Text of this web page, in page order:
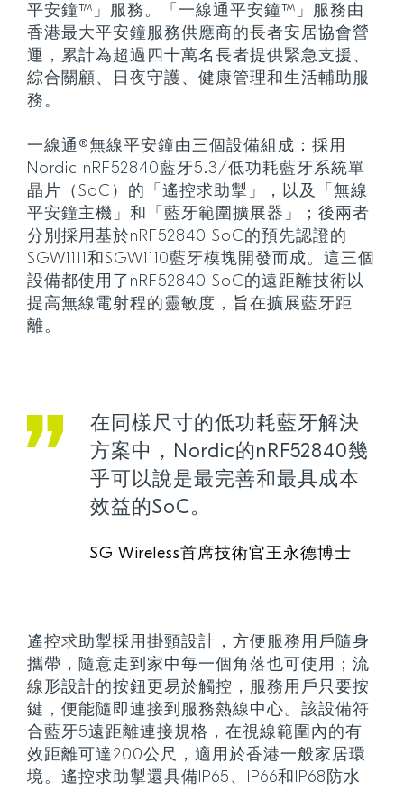
平安鐘™」服務。「一線通平安鐘™」服務由
香港最大平安鐘服務供應商的長者安居協會營
運，累計為超過四十萬名長者提供緊急支援、
綜合關顧、日夜守護、健康管理和生活輔助服
務。
一線通®無線平安鐘由三個設備組成：採用
Nordic nRF52840藍牙5.3/低功耗藍牙系統單
晶片（SoC）的「遙控求助掣」，以及「無線
平安鐘主機」和「藍牙範圍擴展器」；後兩者
分別採用基於nRF52840 SoC的預先認證的
SGW1111和SGW1110藍牙模塊開發而成。這三個
設備都使用了nRF52840 SoC的遠距離技術以
提高無線電射程的靈敏度，旨在擴展藍牙距
離。
在同樣尺寸的低功耗藍牙解決
方案中，Nordic的nRF52840幾
乎可以說是最完善和最具成本
效益的SoC。
SG Wireless首席技術官王永德博士
遙控求助掣採用掛頸設計，方便服務用戶隨身
攜帶，隨意走到家中每一個角落也可使用；流
線形設計的按鈕更易於觸控，服務用戶只要按
鍵，便能隨即連接到服務熱線中心。該設備符
合藍牙5遠距離連接規格，在視線範圍內的有
效距離可達200公尺，適用於香港一般家居環
境。遙控求助掣還具備IP65、IP66和IP68防水